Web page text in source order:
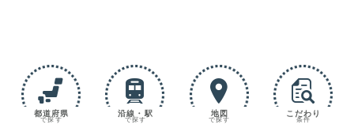
都道府県
で探す
沿線・駅
で探す
地図
で探す
こだわり
条件